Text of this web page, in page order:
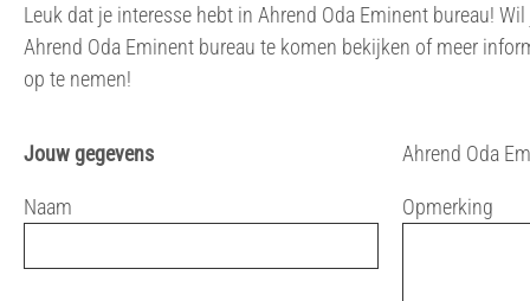
Leuk dat je interesse hebt in Ahrend Oda Eminent bureau!
Ahrend Oda Eminent bureau te komen bekijken of meer
op te nemen!
Jouw gegevens
Naam
Ahrend Oda
Opmerking